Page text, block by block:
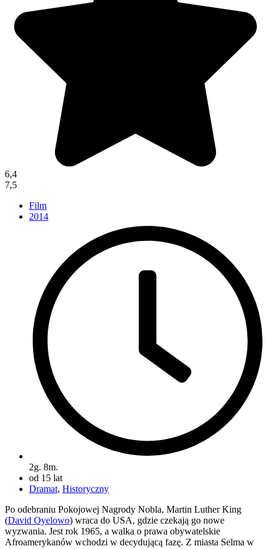
6,4
7,5
Film
2014
2g. 8m.
od 15 lat
Dramat, Historyczny
Po odebraniu Pokojowej Nagrody Nobla, Martin Luther King
(David Oyelowo) wraca do USA, gdzie czekają go nowe
wyzwania. Jest rok 1965, a walka o prawa obywatelskie
Afroamerykanów wchodzi w decydującą fazę. Z miasta Selma w